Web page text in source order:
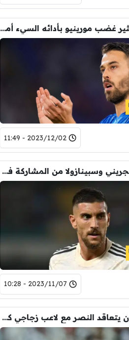
سبينازولا يثير غضب مورينيو بأدائه السيء أمام سيرفيت
2023/12/02 - 11:49
موقف بيليجريني وسبينازولا من المشاركة في الديربي
2023/11/07 - 10:28
هل يمكن أن يتعاقد النصر مع لاعب زجاجي كثير الإصابات …؟!